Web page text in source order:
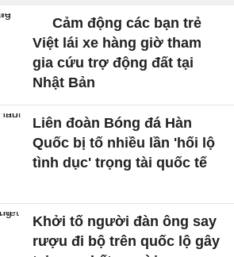
Cảm động các bạn trẻ
Việt lái xe hàng giờ tham
gia cứu trợ động đất tại
Nhật Bản
Liên đoàn Bóng đá Hàn
Quốc bị tố nhiều lần 'hối lộ
tình dục' trọng tài quốc tế
Khởi tố người đàn ông say
rượu đi bộ trên quốc lộ gây